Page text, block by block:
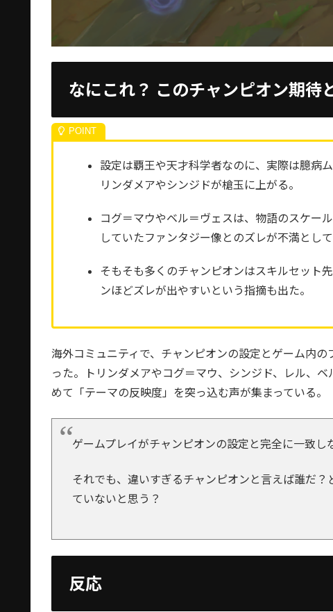
なにこれ？ このチャンピオン期待
設定は覇王や天才科学者なのに、実際は臆病
リンダメアやシンジドが槍玉に上がる。
コグ＝マウやベル＝ヴェスは、物語のスケー
していたファンタジー像とのズレが不満として
そもそも多くのチャンピオンはスキルセット
ンほどズレが出やすいという指摘も出た。
海外コミュニティで、チャンピオンの設定とゲーム内
った。トリンダメアやコグ＝マウ、シンジド、レル、
めて「テーマの反映度」を突っ込む声が集まっている。
ゲームプレイがチャンピオンの設定と完全に一致し
それでも、違いすぎるチャンピオンと言えば誰だ
ていないと思う？
反応